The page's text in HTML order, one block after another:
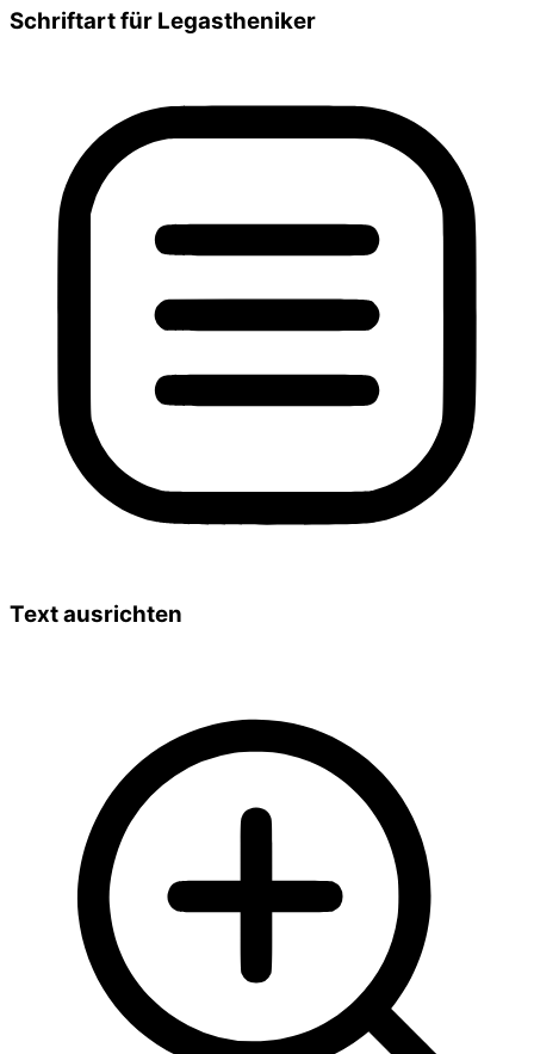
Schriftart für Legastheniker
Text ausrichten